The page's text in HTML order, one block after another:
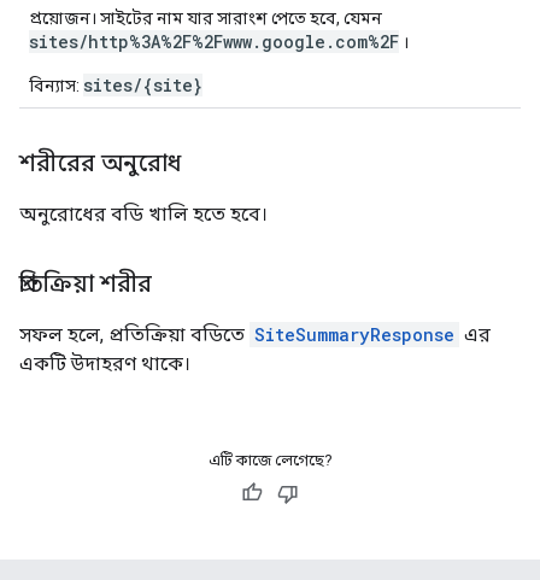
প্রয়োজন। সাইটের নাম যার সারাংশ পেতে হবে, যেমন
sites/http%3A%2F%2Fwww.google.com%2F ।
বিন্যাস: sites/{site}
শরীরের অনুরোধ
অনুরোধের বডি খালি হতে হবে।
প্রতিক্রিয়া শরীর
সফল হলে, প্রতিক্রিয়া বডিতে SiteSummaryResponse এর
একটি উদাহরণ থাকে।
এটি কাজে লেগেছে?